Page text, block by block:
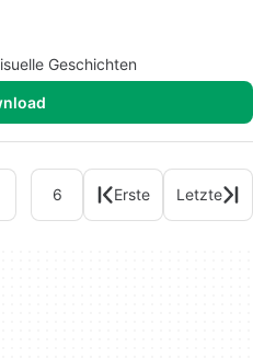
Geschichten
6 Erste Letzte